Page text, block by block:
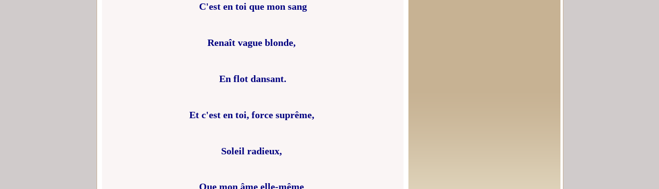
C'est en toi que mon sang
Renaît vague blonde,
En flot dansant.
Et c'est en toi, force suprême,
Soleil radieux,
Que mon âme elle-même